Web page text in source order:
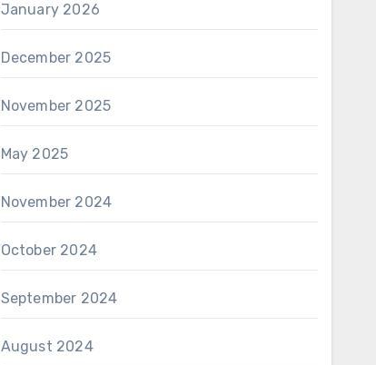
January 2026
December 2025
November 2025
May 2025
November 2024
October 2024
September 2024
August 2024